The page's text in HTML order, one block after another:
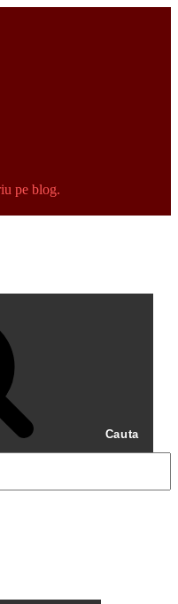
pe blog.
Cauta